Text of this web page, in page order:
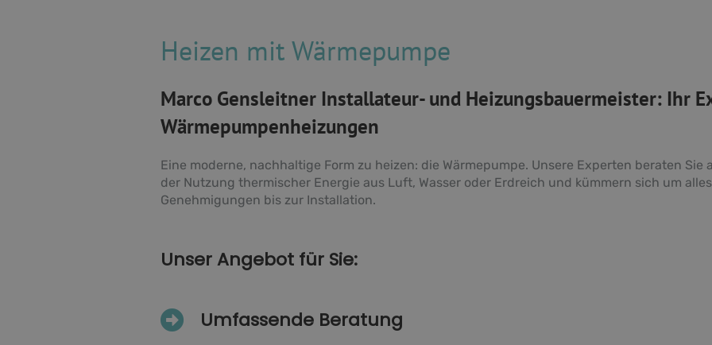
Heizen mit Wärmepumpe
Marco Gensleitner Installateur- und Heizungsbauermeister: Ihr
Wärmepumpenheizungen
Eine moderne, nachhaltige Form zu heizen: die Wärmepumpe. Unsere Experten beraten
der Nutzung thermischer Energie aus Luft, Wasser oder Erdreich und kümmern sich um
Genehmigungen bis zur Installation.
Unser Angebot für Sie:
Umfassende Beratung